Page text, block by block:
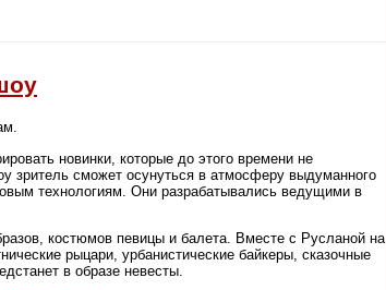
новинки, которые до этого времени не
зритель сможет осунуться в атмосферу выдуманного
технологиям. Они разрабатывались ведущими в
костюмов певицы и балета. Вместе с Русланой на
рыцари, урбанистические байкеры, сказочные
в образе невесты.